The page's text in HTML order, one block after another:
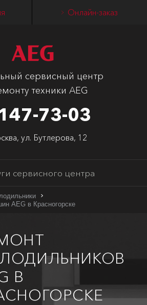
Онлайн-заказ
сервисный центр
техники AEG
73-03
ул. Бутлерова, 12
сервисного центра
AEG в Красногорске
В